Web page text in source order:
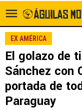
EX AMÉRICA
El golazo de
Sánchez con
portada de
Paraguay